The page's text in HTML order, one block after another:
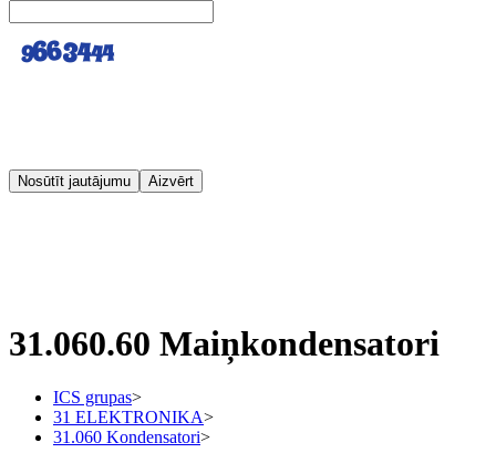
Nosūtīt jautājumu Aizvērt
31.060.60 Maiņkondensatori
ICS grupas>
31 ELEKTRONIKA>
31.060 Kondensatori>